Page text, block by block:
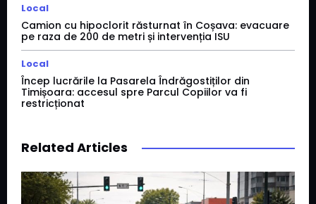
Local
Camion cu hipoclorit răsturnat în Coșava: evacuare
pe raza de 200 de metri și intervenția ISU
Local
Încep lucrările la Pasarela Îndrăgostiților din
Timișoara: accesul spre Parcul Copiilor va fi
restricționat
Related Articles